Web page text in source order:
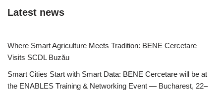
Latest news
Where Smart Agriculture Meets Tradition: BENE Cercetare
Visits SCDL Buzău
Smart Cities Start with Smart Data: BENE Cercetare will be at
the ENABLES Training & Networking Event — Bucharest, 22–